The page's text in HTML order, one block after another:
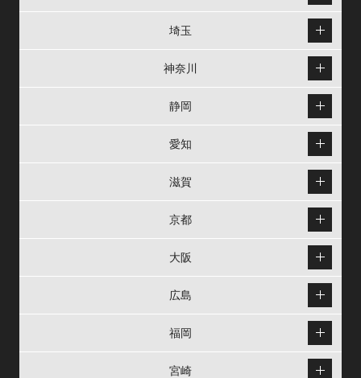
埼玉
神奈川
静岡
愛知
滋賀
京都
大阪
広島
福岡
宮崎